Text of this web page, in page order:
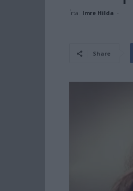
Írta: Imre Hilda -
Share